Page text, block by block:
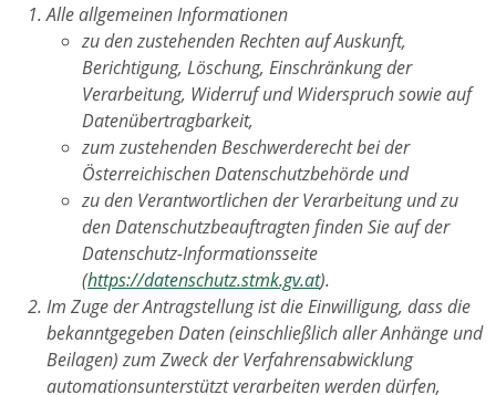
Alle allgemeinen Informationen
zu den zustehenden Rechten auf Auskunft,
Berichtigung, Löschung, Einschränkung der
Verarbeitung, Widerruf und Widerspruch sowie auf
Datenübertragbarkeit,
zum zustehenden Beschwerderecht bei der
Österreichischen Datenschutzbehörde und
zu den Verantwortlichen der Verarbeitung und zu
den Datenschutzbeauftragten finden Sie auf der
Datenschutz-Informationsseite
(https://datenschutz.stmk.gv.at).
Im Zuge der Antragstellung ist die Einwilligung, dass die
bekanntgegeben Daten (einschließlich aller Anhänge und
Beilagen) zum Zweck der Verfahrensabwicklung
automationsunterstützt verarbeiten werden dürfen,